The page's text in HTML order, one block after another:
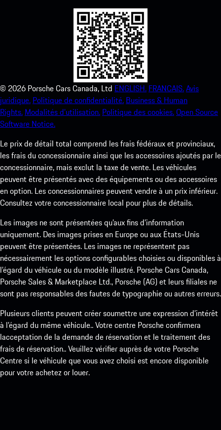
© 2026 Porsche Cars Canada, Ltd ENGLISH. FRANCAIS.Avis
juridique. Politique de confidentialité. Business & Human
Rights. Modalités d’utilisation. Politique des cookies.Open Source
Software Notice.
Le prix de détail total comprend les frais fédéraux et provinciaux,
les frais du concessionnaire ainsi que les accessoires ajoutés par le
concessionnaire, mais exclut la taxe de vente. Les véhicules
peuvent être présentés avec des équipements ou des accessoires
en option. Les concessionnaires peuvent vendre à un prix inférieur.
Consultez votre concessionnaire local pour plus de détails.
Les images ne sont présentées qu’aux fins d’information
uniquement. Des images prises en Europe ou aux États-Unis
peuvent être présentées. Les images ne représentent pas
nécessairement les options configurables choisies ou disponibles à
l’égard du véhicule ou du modèle illustré. Porsche Cars Canada,
Porsche Sales & Marketplace Ltd., Porsche (AG) et leurs filiales ne
sont pas responsables des fautes de typographie ou autres erreurs.
Plusieurs clients peuvent créer soumettre une expression d’intérêt
à l’égard du même véhicule.. Votre centre Porsche confirmera
lacceptation de la demande de réservation et le traitement des
frais de réservation.. Veuillez vérifier auprès de votre Porsche
Centre si le véhicule que vous avez choisi est encore disponible
pour votre achetez or louer.